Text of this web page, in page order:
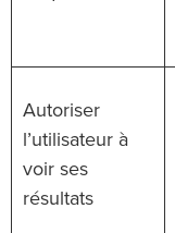
Autoriser
l’utilisateur à
voir ses
résultats